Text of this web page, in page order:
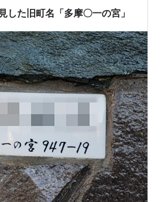
した旧町名「多摩〇一の宮」